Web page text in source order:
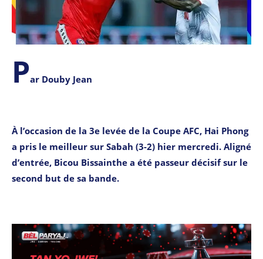
Par Douby Jean
À l’occasion de la 3e levée de la Coupe AFC, Hai Phong
a pris le meilleur sur Sabah (3-2) hier mercredi. Aligné
d’entrée, Bicou Bissainthe a été passeur décisif sur le
second but de sa bande.